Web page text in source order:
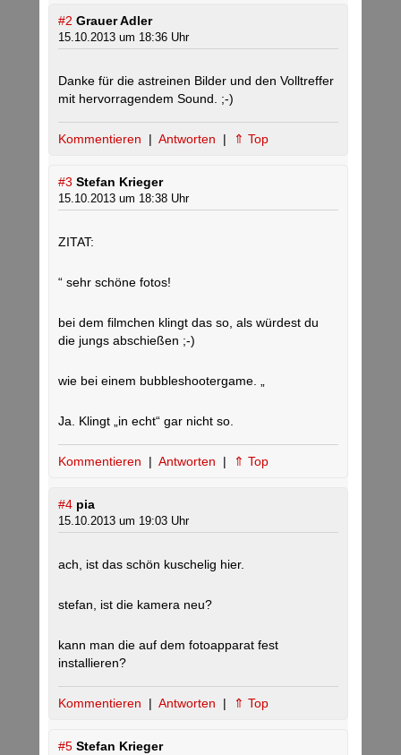
#2 Grauer Adler
15.10.2013 um 18:36 Uhr
Danke für die astreinen Bilder und den Volltreffer
mit hervorragendem Sound. ;-)
Kommentieren | Antworten | ⇑ Top
#3 Stefan Krieger
15.10.2013 um 18:38 Uhr
ZITAT:
“ sehr schöne fotos!
bei dem filmchen klingt das so, als würdest du
die jungs abschießen ;-)
wie bei einem bubbleshootergame. „
Ja. Klingt „in echt“ gar nicht so.
Kommentieren | Antworten | ⇑ Top
#4 pia
15.10.2013 um 19:03 Uhr
ach, ist das schön kuschelig hier.
stefan, ist die kamera neu?
kann man die auf dem fotoapparat fest
installieren?
Kommentieren | Antworten | ⇑ Top
#5 Stefan Krieger